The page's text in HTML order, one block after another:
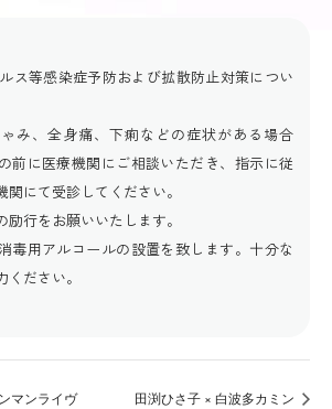
ス等感染症予防および拡散防止対策につい
み、全身痛、下痢などの症状がある場合
前に医療機関にご相談いただき、指示に従
関にて受診してください。
励行をお願いいたします。
毒用アルコールの設置を致します。十分な
ださい。
マンライヴ 田渕ひさ子 × 白波多カミン